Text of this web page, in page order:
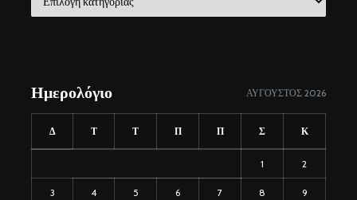
σύνδεσμοι
Ημερολόγιο ΑΎΓΟΥΣΤΟΣ 2026
Δ Τ Τ Π Π Σ Κ
1 2
3 4 5 6 7 8 9